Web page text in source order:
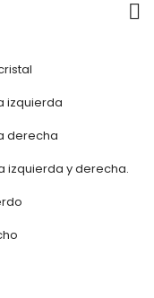
izquierda
derecha
izquierda y derecha.